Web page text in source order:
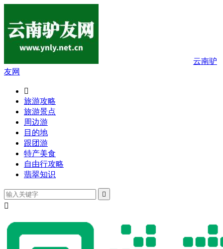
云南驴
友网

旅游攻略
旅游景点
周边游
目的地
跟团游
特产美食
自由行攻略
翡翠知识

